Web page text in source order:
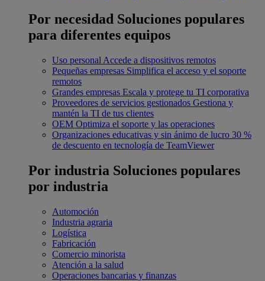
Por necesidad Soluciones populares
para diferentes equipos
Uso personal Accede a dispositivos remotos
Pequeñas empresas Simplifica el acceso y el soporte
remotos
Grandes empresas Escala y protege tu TI corporativa
Proveedores de servicios gestionados Gestiona y
mantén la TI de tus clientes
OEM Optimiza el soporte y las operaciones
Organizaciones educativas y sin ánimo de lucro 30 %
de descuento en tecnología de TeamViewer
Por industria Soluciones populares
por industria
Automoción
Industria agraria
Logística
Fabricación
Comercio minorista
Atención a la salud
Operaciones bancarias y finanzas